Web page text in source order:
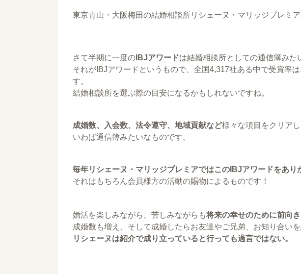
東京青山・大阪梅田の結婚相談所リシェーヌ・マリッジプレミ
さて半期に一度の IBJアワードは結婚相談所としての通信簿みた
それがIBJアワードというもので、全国4,317社ある中で受賞率
す。
結婚相談所を選ぶ際の目安になるかもしれないですね。
成婚数、入会数、法令遵守、地域貢献など様々な項目をクリア
いわば通信簿みたいなものです。
毎年リシェーヌ・マリッジプレミアではこのIBJアワードをあり
それはもちろん会員様方の活動の賜物によるものです！
婚活を楽しみながら、苦しみながらも将来の幸せのために前向
成婚数も増え、そして成婚したらお友達やご兄弟、お知り合い
リシェーヌは紹介で成り立っていると行っても過言ではない。